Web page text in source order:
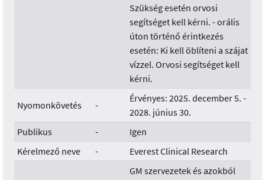
Szükség esetén orvosi
segítséget kell kérni. - orális
úton történő érintkezés
esetén: Ki kell öblíteni a szájat
vízzel. Orvosi segítséget kell
kérni.
Nyomonkövetés -
Érvényes: 2025. december 5. -
2028. június 30.
Publikus
-
Igen
Kérelmező neve
- Everest Clinical Research
GM szervezetek és azokból